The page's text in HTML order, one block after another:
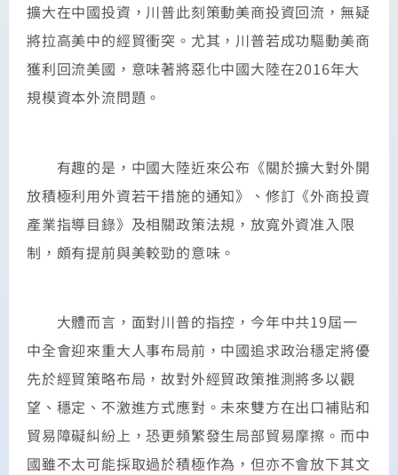
擴大在中國投資，川普此刻策動美商投資回流，無疑
將拉高美中的經貿衝突。尤其，川普若成功驅動美商
獲利回流美國，意味著將惡化中國大陸在2016年大
規模資本外流問題。
有趣的是，中國大陸近來公布《關於擴大對外開
放積極利用外資若干措施的通知》、修訂《外商投資
產業指導目錄》及相關政策法規，放寬外資准入限
制，頗有提前與美較勁的意味。
大體而言，面對川普的指控，今年中共19屆一
中全會迎來重大人事布局前，中國追求政治穩定將優
先於經貿策略布局，故對外經貿政策推測將多以觀
望、穩定、不激進方式應對。未來雙方在出口補貼和
貿易障礙糾紛上，恐更頻繁發生局部貿易摩擦。而中
國雖不太可能採取過於積極作為，但亦不會放下其文